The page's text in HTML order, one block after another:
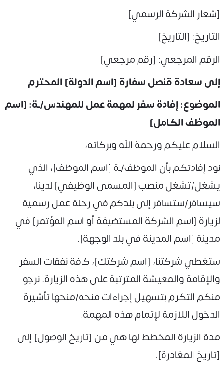
[شعار الشركة الرسمي]
التاريخ: [التاريخ]
الرقم المرجعي: [رقم مرجعي]
إلى سعادة قنصل سفارة [اسم الدولة] المحترم
الموضوع: إفادة سفر لمهمة عمل للمهندس/ـة: [اسم
الموظف الكامل]
السلام عليكم ورحمة الله وبركاته،
نود إفادتكم بأن الموظف/ـة [اسم الموظف]، الذي
يشغل/تشغل منصب [المسمى الوظيفي] لدينا،
سيسافر/ستسافر إلى بلدكم في رحلة عمل رسمية
لزيارة [اسم الشركة المستضيفة أو اسم المؤتمر] في
مدينة [اسم المدينة في بلد الوجهة].
ستغطي شركتنا، [اسم شركتك]، كافة نفقات السفر
والإقامة والمعيشة المترتبة على هذه الزيارة. نرجو
منكم التكرم بتسهيل إجراءات منحه/منحها تأشيرة
الدخول اللازمة لإتمام هذه المهمة.
مدة الزيارة المخطط لها هي من [تاريخ الوصول] إلى
[تاريخ المغادرة].